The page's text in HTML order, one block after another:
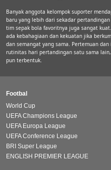
Banyak anggota kelompok suporter
baru yang lebih dari sekadar
tim sepak bola favoritnya juga sangat
ada kebahagiaan dan kekuatan jika
dan semangat yang sama. Pertemuan
rutinitas hari pertandingan satu sama
pun terbentuk.
Footbal
World Cup
UEFA Champions League
UEFA Europa League
UEFA Conference League
BRI Super League
ENGLISH PREMIER LEAGUE